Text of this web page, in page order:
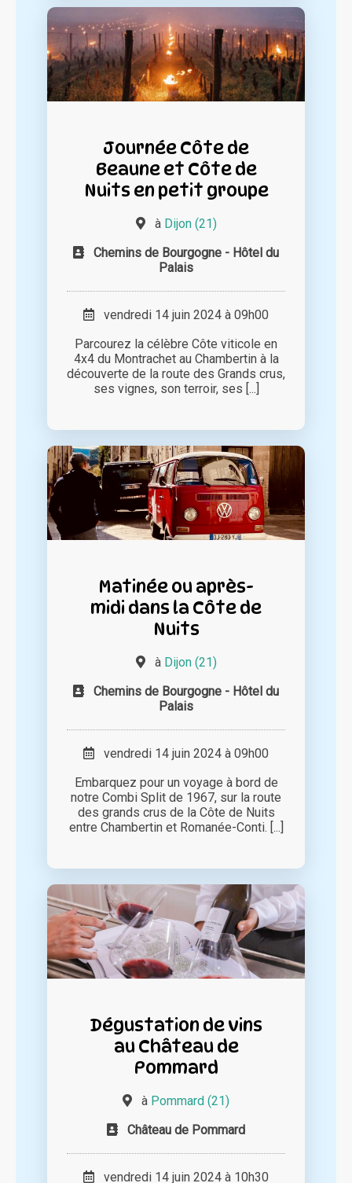
Journée Côte de
Beaune et Côte de
Nuits en petit groupe
à Dijon (21)
Chemins de Bourgogne - Hôtel du
Palais
vendredi 14 juin 2024 à 09h00
Parcourez la célèbre Côte viticole en
4x4 du Montrachet au Chambertin à la
découverte de la route des Grands crus,
ses vignes, son terroir, ses [...]
Matinée ou après-
midi dans la Côte de
Nuits
à Dijon (21)
Chemins de Bourgogne - Hôtel du
Palais
vendredi 14 juin 2024 à 09h00
Embarquez pour un voyage à bord de
notre Combi Split de 1967, sur la route
des grands crus de la Côte de Nuits
entre Chambertin et Romanée-Conti. [...]
Dégustation de vins
au Château de
Pommard
à Pommard (21)
Château de Pommard
vendredi 14 juin 2024 à 10h30